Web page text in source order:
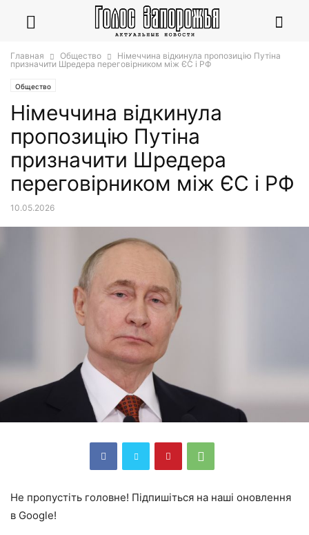
Главная Общество
Німеччина відкинула пропозицію Путіна
призначити Шредера переговірником між ЄС і РФ
Общество
Німеччина відкинула
пропозицію Путіна
призначити Шредера
переговірником між ЄС і РФ
10.05.2026
Не пропустіть головне! Підпишіться на наші оновлення
в Google!